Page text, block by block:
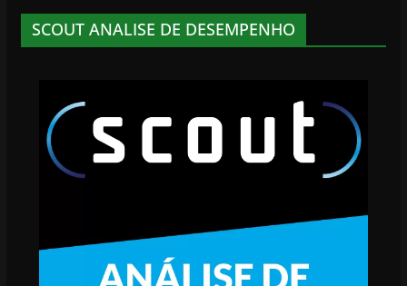
SCOUT ANALISE DE DESEMPENHO